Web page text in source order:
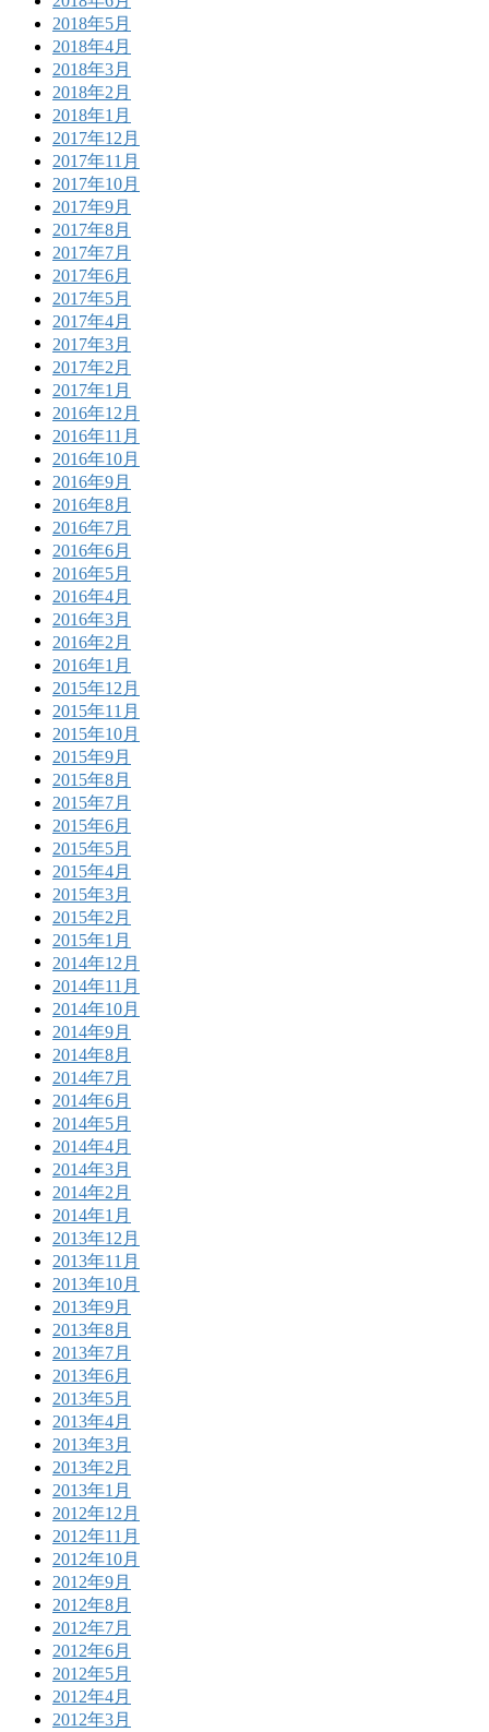
2018年5月
2018年4月
2018年3月
2018年2月
2018年1月
2017年12月
2017年11月
2017年10月
2017年9月
2017年8月
2017年7月
2017年6月
2017年5月
2017年4月
2017年3月
2017年2月
2017年1月
2016年12月
2016年11月
2016年10月
2016年9月
2016年8月
2016年7月
2016年6月
2016年5月
2016年4月
2016年3月
2016年2月
2016年1月
2015年12月
2015年11月
2015年10月
2015年9月
2015年8月
2015年7月
2015年6月
2015年5月
2015年4月
2015年3月
2015年2月
2015年1月
2014年12月
2014年11月
2014年10月
2014年9月
2014年8月
2014年7月
2014年6月
2014年5月
2014年4月
2014年3月
2014年2月
2014年1月
2013年12月
2013年11月
2013年10月
2013年9月
2013年8月
2013年7月
2013年6月
2013年5月
2013年4月
2013年3月
2013年2月
2013年1月
2012年12月
2012年11月
2012年10月
2012年9月
2012年8月
2012年7月
2012年6月
2012年5月
2012年4月
2012年3月